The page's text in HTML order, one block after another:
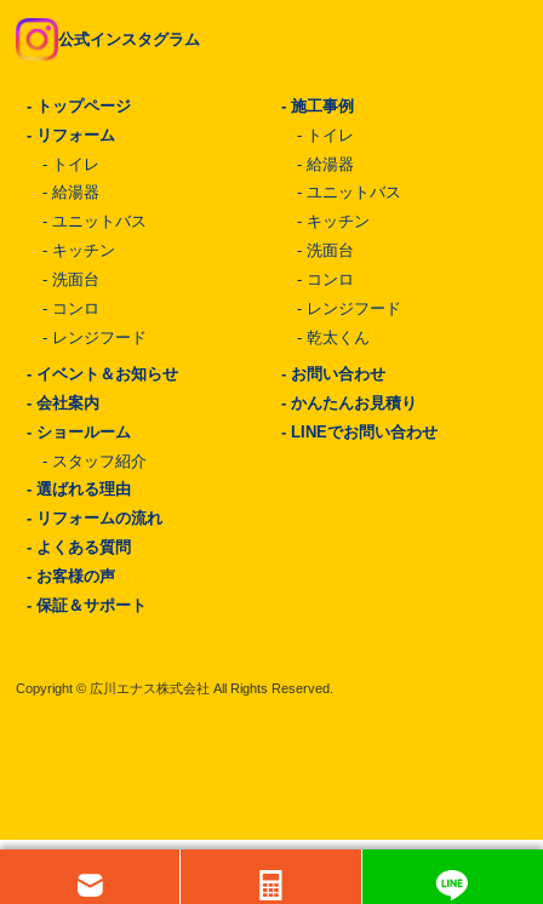
公式インスタグラム
- トップページ
- リフォーム
- トイレ
- 給湯器
- ユニットバス
- キッチン
- 洗面台
- コンロ
- レンジフード
-施工事例
- トイレ
-給湯器
-ユニットバス
- キッチン
-洗面台
- コンロ
- レンジフード
-乾太くん
- イベント＆お知らせ
- 会社案内
- ショールーム
- スタッフ紹介
- 選ばれる理由
- リフォームの流れ
- よくある質問
- お客様の声
- 保証＆サポート
- お問い合わせ
-かんたんお見積り
- LINEでお問い合わせ
Copyright © 広川エナス株式会社 All Rights Reserved.